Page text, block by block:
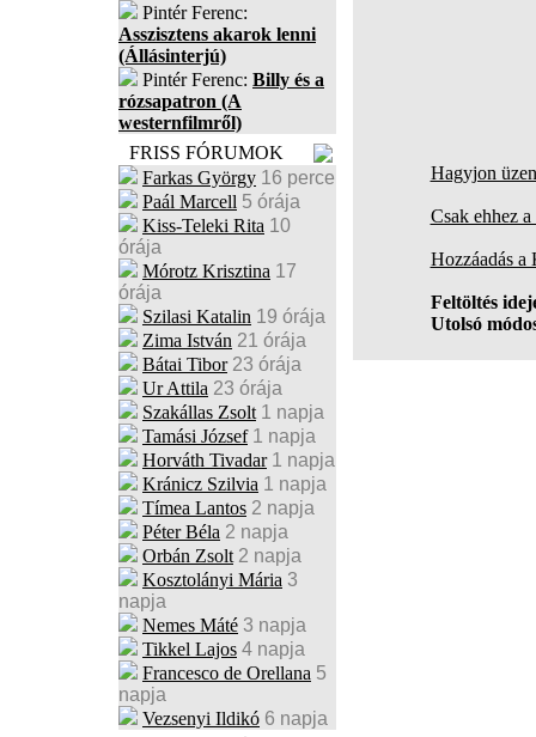
Pintér Ferenc:
Asszisztens akarok lenni
(Állásinterjú)
Pintér Ferenc: Billy és a
rózsapatron (A
westernfilmről)
FRISS FÓRUMOK
Farkas György 16 perce
Paál Marcell 5 órája
Kiss-Teleki Rita 10
órája
Mórotz Krisztina 17
órája
Szilasi Katalin 19 órája
Zima István 21 órája
Bátai Tibor 23 órája
Ur Attila 23 órája
Szakállas Zsolt 1 napja
Tamási József 1 napja
Horváth Tivadar 1 napja
Kránicz Szilvia 1 napja
Tímea Lantos 2 napja
Péter Béla 2 napja
Orbán Zsolt 2 napja
Kosztolányi Mária 3
napja
Nemes Máté 3 napja
Tikkel Lajos 4 napja
Francesco de Orellana 5
napja
Vezsenyi Ildikó 6 napja
Hagyjon
Csak ehhez
Hozzáadás
Feltöltés
Utolsó